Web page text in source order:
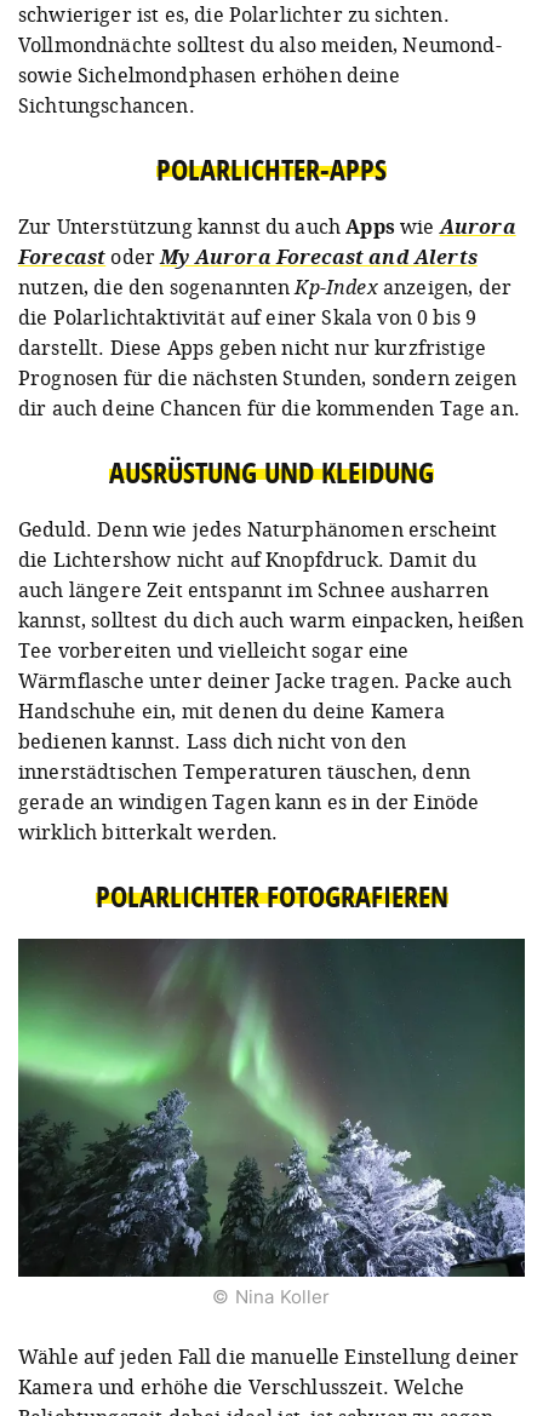
schwieriger ist es, die Polarlichter zu sichten.
Vollmondnächte solltest du also meiden, Neumond-
sowie Sichelmondphasen erhöhen deine
Sichtungschancen.
POLARLICHTER-APPS
Zur Unterstützung kannst du auchApps wieAurora
Forecast oderMy Aurora Forecast and Alerts
nutzen, die den sogenanntenKp-Indexanzeigen, der
die Polarlichtaktivität auf einer Skala von 0 bis 9
darstellt. Diese Apps geben nicht nur kurzfristige
Prognosen für die nächsten Stunden, sondern zeigen
dir auch deine Chancen für die kommenden Tage an.
AUSRÜSTUNG UND KLEIDUNG
Geduld. Denn wie jedes Naturphänomen erscheint
die Lichtershow nicht auf Knopfdruck. Damit du
auch längere Zeit entspannt im Schnee ausharren
kannst, solltest du dich auch warm einpacken, heißen
Tee vorbereiten und vielleicht sogar eine
Wärmflasche unter deiner Jacke tragen. Packe auch
Handschuhe ein, mit denen du deine Kamera
bedienen kannst. Lass dich nicht von den
innerstädtischen Temperaturen täuschen, denn
gerade an windigen Tagen kann es in der Einöde
wirklich bitterkalt werden.
POLARLICHTER FOTOGRAFIEREN
© Nina Koller
Wähle auf jeden Fall die manuelle Einstellung deiner
Kamera und erhöhe die Verschlusszeit. Welche